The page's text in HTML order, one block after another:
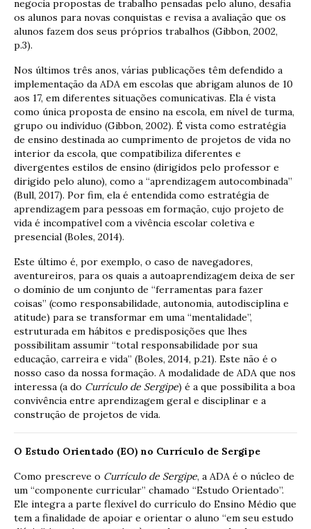
negocia propostas de trabalho pensadas pelo aluno, desafia
os alunos para novas conquistas e revisa a avaliação que os
alunos fazem dos seus próprios trabalhos (Gibbon, 2002,
p.3).
Nos últimos três anos, várias publicações têm defendido a
implementação da ADA em escolas que abrigam alunos de 10
aos 17, em diferentes situações comunicativas. Ela é vista
como única proposta de ensino na escola, em nível de turma,
grupo ou indivíduo (Gibbon, 2002). É vista como estratégia
de ensino destinada ao cumprimento de projetos de vida no
interior da escola, que compatibiliza diferentes e
divergentes estilos de ensino (dirigidos pelo professor e
dirigido pelo aluno), como a “aprendizagem autocombinada”
(Bull, 2017). Por fim, ela é entendida como estratégia de
aprendizagem para pessoas em formação, cujo projeto de
vida é incompatível com a vivência escolar coletiva e
presencial (Boles, 2014).
Este último é, por exemplo, o caso de navegadores,
aventureiros, para os quais a autoaprendizagem deixa de ser
o domínio de um conjunto de “ferramentas para fazer
coisas” (como responsabilidade, autonomia, autodisciplina e
atitude) para se transformar em uma “mentalidade”,
estruturada em hábitos e predisposições que lhes
possibilitam assumir “total responsabilidade por sua
educação, carreira e vida” (Boles, 2014, p.21). Este não é o
nosso caso da nossa formação. A modalidade de ADA que nos
interessa (a do Currículo de Sergipe) é a que possibilita a boa
convivência entre aprendizagem geral e disciplinar e a
construção de projetos de vida.
O Estudo Orientado (EO) no Currículo de Sergipe
Como prescreve o Currículo de Sergipe, a ADA é o núcleo de
um “componente curricular” chamado “Estudo Orientado”.
Ele integra a parte flexível do currículo do Ensino Médio que
tem a finalidade de apoiar e orientar o aluno “em seu estudo